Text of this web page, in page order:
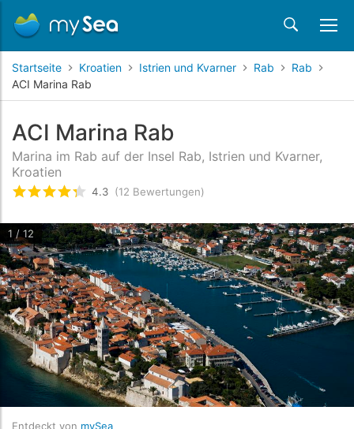
Startseite Kroatien Istrien und Kvarner Rab
Rab
ACI Marina Rab
ACI Marina Rab
Marina im Rab auf der Insel Rab, Istrien und Kvarner,
Kroatien
bewertet4.3/5 beyogen auf
4.3 (12 Bewertungen)
1 / 12
Entdeckt von mySea